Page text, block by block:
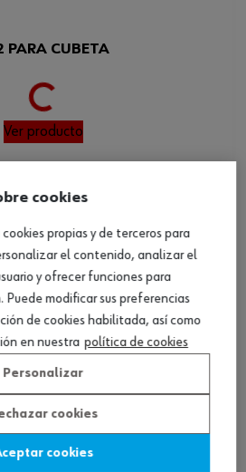
PARA CUBETA
Loading...
Ver producto
cookies
propias y de terceros para
el contenido, analizar el
y ofrecer funciones para
Puede modificar sus preferencias
de cookies habilitada, así como
en nuestra política de cookies
Personalizar
cookies
cookies